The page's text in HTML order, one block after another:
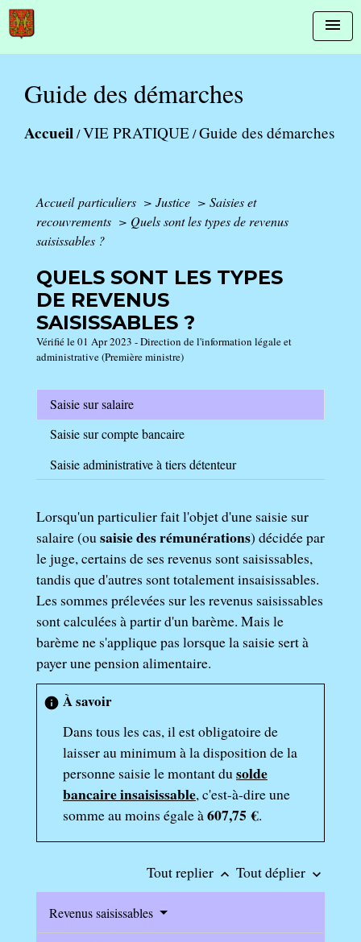
menu
Guide des démarches
Accueil/VIE PRATIQUE/Guide des démarches
Accueil particuliers > Justice > Saisies et
recouvrements > Quels sont les types de revenus
saisissables ?
QUELS SONT LES TYPES
DE REVENUS
SAISISSABLES ?
Vérifié le 01 Apr 2023 - Direction de l'information légale et
administrative (Première ministre)
Saisie sur salaire
Saisie sur compte bancaire
Saisie administrative à tiers détenteur
Lorsqu'un particulier fait l'objet d'une saisie sur
salaire (ousaisie des rémunérations) décidée par
le juge, certains de ses revenus sont saisissables,
tandis que d'autres sont totalement insaisissables.
Les sommes prélevées sur les revenus saisissables
sont calculées à partir d'un barème. Mais le
barème ne s'applique pas lorsque la saisie sert à
payer une pension alimentaire.
info À savoir
Dans tous les cas, il est obligatoire de
laisser au minimum à la disposition de la
personne saisie le montant du solde
bancaire insaisissable, c'est-à-dire une
somme au moins égale à607,75 €.
Tout replier keyboard_arrow_up Tout déplier keyboard_arrow_down
Revenus saisissables